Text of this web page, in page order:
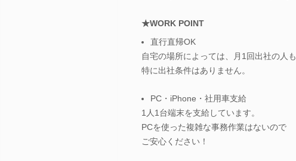
★WORK POINT
直行直帰OK
自宅の場所によっては、月1回出社の人も
特に出社条件はありません。
PC・iPhone・社用車支給
1人1台端末を支給しています。
PCを使った複雑な事務作業はないので
ご安心ください！